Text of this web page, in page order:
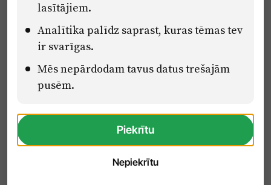
Eiropas Savienības Atveseļošanas un noturības mehānisma plāna
2.2. reformu un investīciju virziena “Uzņēmumu digitālā
transformācija un inovācijas” 2.2.1.5.i. investīcijas “Mediju nozares
uzņēmumu digitālās transformācijas veicināšana” pasākuma
“Mācības mediju nozares speciālistu digitālās kompetences un
zināšanu pilnveidošanai” projektā Latvijas Mediju nozares
kompetenču centrs (2.2.1.5.i.0/2/24/A/CFLA/001).
lasītājiem.
Analītika palīdz saprast, kuras tēmas tev
ir svarīgas.
Mēs nepārdodam tavus datus trešajām
pusēm.
Piekrītu
Nepiekrītu